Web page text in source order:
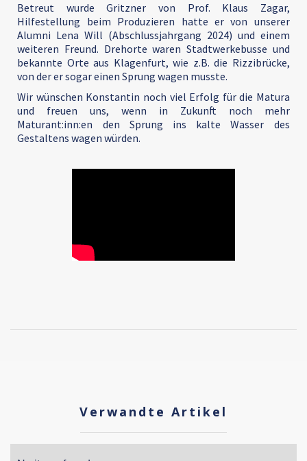
Betreut wurde Gritzner von Prof. Klaus Zagar,
Hilfestellung beim Produzieren hatte er von unserer
Alumni Lena Will (Abschlussjahrgang 2024) und einem
weiteren Freund. Drehorte waren Stadtwerkebusse und
bekannte Orte aus Klagenfurt, wie z.B. die Rizzibrücke,
von der er sogar einen Sprung wagen musste.
Wir wünschen Konstantin noch viel Erfolg für die Matura
und freuen uns, wenn in Zukunft noch mehr
Maturant:inn:en den Sprung ins kalte Wasser des
Gestaltens wagen würden.
Verwandte Artikel